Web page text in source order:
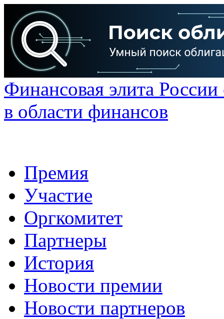
Финансовая элита
в области финансов
Премия
Участие
Оргкомитет
Партнеры
История
Новости премии
Новости партнеров